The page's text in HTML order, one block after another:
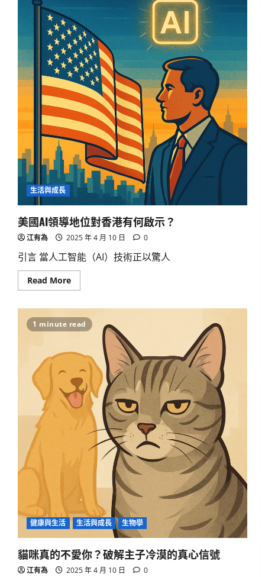
法
秘：
你
是
否
正
中
圈
套？
生活與成長
美國AI領導地位對香港有何啟示？
江有為 2025 年 4 月 10 日 0
引言 當人工智能（AI）技術正以驚人
Read MoreRead
more
AI
領
位
港
有
何
啟
示？
1 minute read
健康與生活 生活與成長 生物學
貓咪真的不愛你？破解主子冷漠的真心信號
江有為 2025 年 4 月 10 日 0